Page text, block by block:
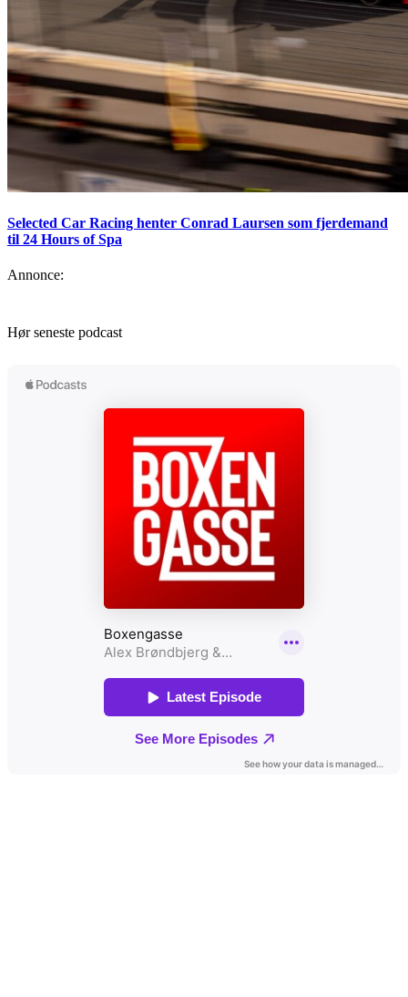
Selected Car Racing henter Conrad Laursen som fjerdemand
til 24 Hours of Spa
Annonce:
Hør seneste podcast